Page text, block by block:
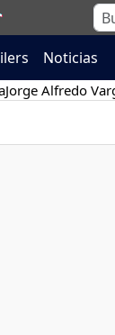
Noticias
Jorge Alfredo